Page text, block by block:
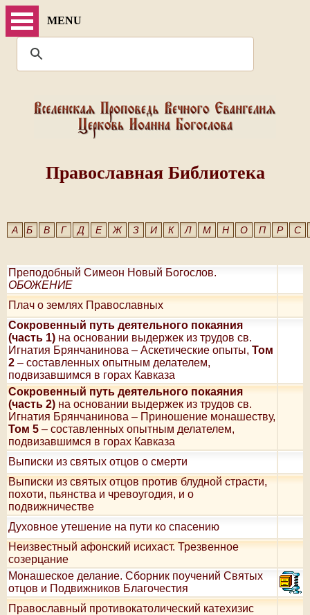
MENU
Православная Библиотека
А Б В Г Д Е Ж З И К Л М Н О П Р С
Преподобный Симеон Новый Богослов.
ОБОЖЕНИЕ
Плач о землях Православных
Сокровенный путь деятельного покаяния
(часть 1) на основании выдержек из трудов св.
Игнатия Брянчанинова – Аскетические опыты, Том
2 – составленных опытным делателем,
подвизавшимся в горах Кавказа
Сокровенный путь деятельного покаяния
(часть 2) на основании выдержек из трудов св.
Игнатия Брянчанинова – Приношение монашеству,
Том 5 – составленных опытным делателем,
подвизавшимся в горах Кавказа
Выписки из святых отцов о смерти
Выписки из святых отцов против блудной страсти,
похоти, пьянства и чревоугодия, и о
подвижничестве
Духовное утешение на пути ко спасению
Неизвестный афонский исихаст. Трезвенное
созерцание
Монашеское делание. Сборник поучений Святых
отцов и Подвижников Благочестия
Православный противокатолический катехизис